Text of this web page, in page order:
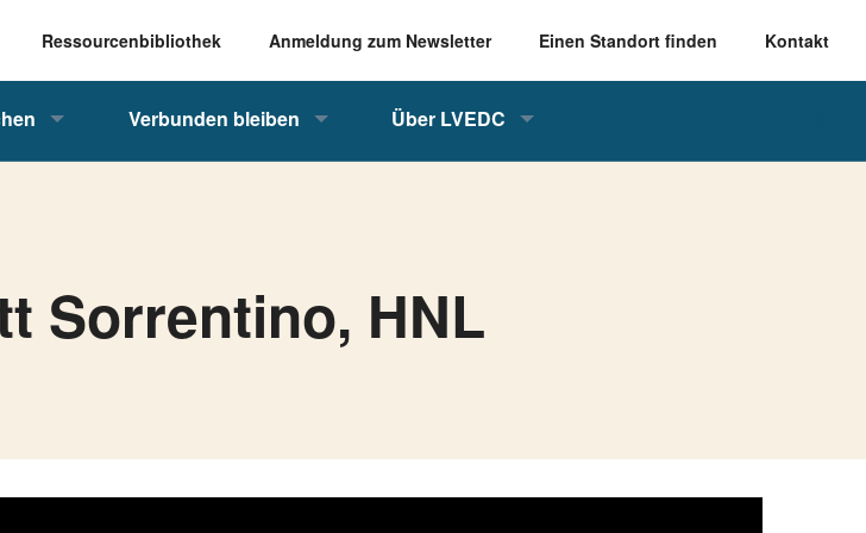
Ressourcenbibliothek Anmeldung zum Newsletter Einen Standort finden Kontakt
Verbunden bleiben Über LVEDC
Sorrentino, HNL